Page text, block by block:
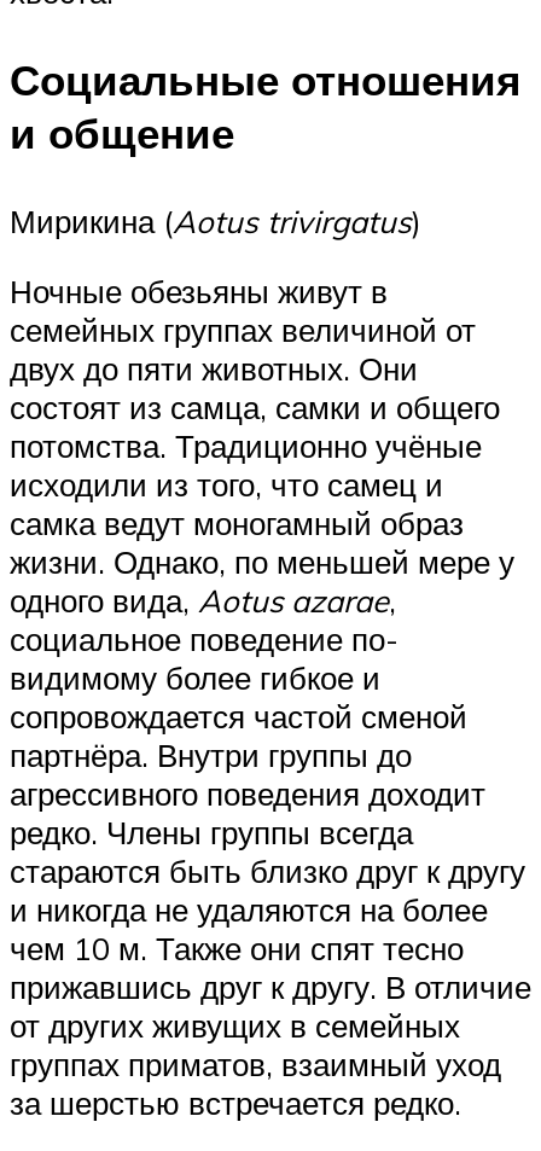
Социальные отношения
и общение
Мирикина (Aotus trivirgatus)
Ночные обезьяны живут в
семейных группах величиной от
двух до пяти животных. Они
состоят из самца, самки и общего
потомства. Традиционно учёные
исходили из того, что самец и
самка ведут моногамный образ
жизни. Однако, по меньшей мере у
одного вида, Aotus azarae,
социальное поведение по-
видимому более гибкое и
сопровождается частой сменой
партнёра. Внутри группы до
агрессивного поведения доходит
редко. Члены группы всегда
стараются быть близко друг к другу
и никогда не удаляются на более
чем 10 м. Также они спят тесно
прижавшись друг к другу. В отличие
от других живущих в семейных
группах приматов, взаимный уход
за шерстью встречается редко.